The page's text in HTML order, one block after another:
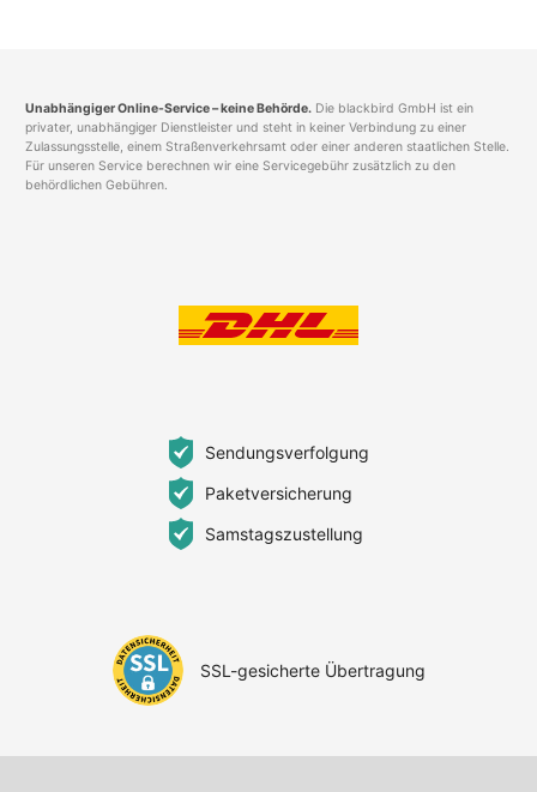
Unabhängiger Online-Service – keine Behörde. Die blackbird GmbH ist ein
privater, unabhängiger Dienstleister und steht in keiner Verbindung zu einer
Zulassungsstelle, einem Straßenverkehrsamt oder einer anderen staatlichen Stelle.
Für unseren Service berechnen wir eine Servicegebühr zusätzlich zu den
behördlichen Gebühren.
Sendungsverfolgung
Paketversicherung
Samstagszustellung
SSL-gesicherte Übertragung